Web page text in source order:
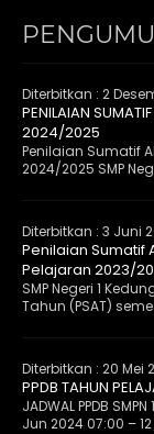
Diterbitkan : 2
PENILAIAN
2024/2025
Penilaian Sumatif
2024/2025 SMP
Diterbitkan : 3 Juni
Penilaian Sumatif
Pelajaran 2023/
SMP Negeri 1
Tahun (PSAT)
Diterbitkan : 20 Mei
PPDB TAHUN
JADWAL PPDB
Jun 2024 07:00 –